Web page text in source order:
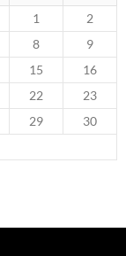
1
2
8
9
15
16
22
23
29
30